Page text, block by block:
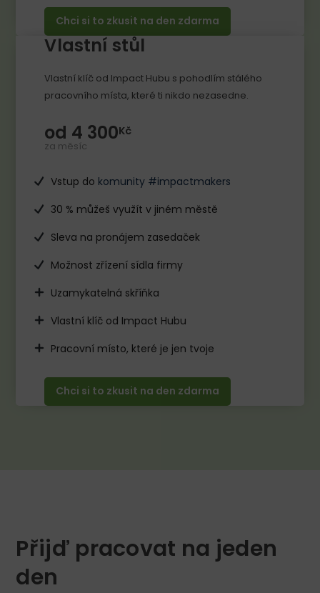
Chci si to zkusit na den zdarma
Vlastní stůl
Vlastní klíč od Impact Hubu s pohodlím stálého
pracovního místa, které ti nikdo nezasedne.
od 4 300Kč
za měsíc
Vstup do komunity #impactmakers
30 % můžeš využít v jiném městě
Sleva na pronájem zasedaček
Možnost zřízení sídla firmy
Uzamykatelná skříňka
Vlastní klíč od Impact Hubu
Pracovní místo, které je jen tvoje
Chci si to zkusit na den zdarma
Přijď pracovat na jeden
den